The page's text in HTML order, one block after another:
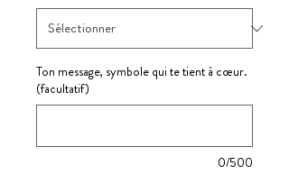
Ton message, symbole qui te tient à cœur.
(facultatif)
0/500